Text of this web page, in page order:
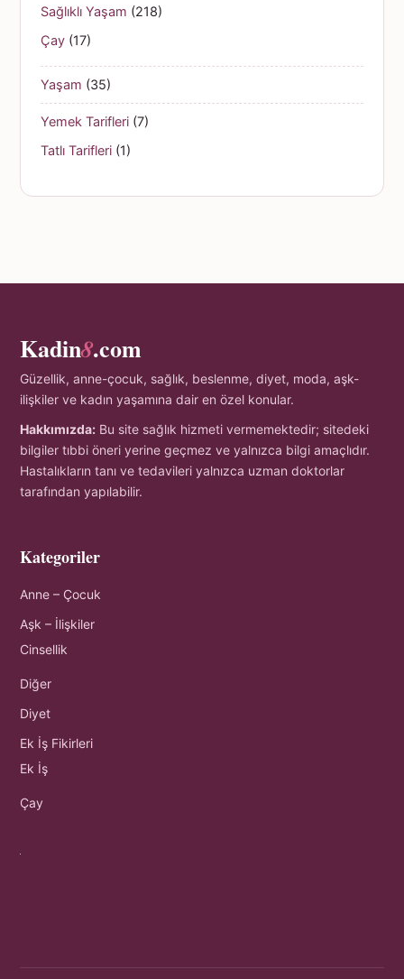
Sağlıklı Yaşam (218)
Çay (17)
Yaşam (35)
Yemek Tarifleri (7)
Tatlı Tarifleri (1)
Kadin8.com
Güzellik, anne-çocuk, sağlık, beslenme, diyet, moda, aşk-
ilişkiler ve kadın yaşamına dair en özel konular.
Hakkımızda: Bu site sağlık hizmeti vermemektedir; sitedeki
bilgiler tıbbi öneri yerine geçmez ve yalnızca bilgi amaçlıdır.
Hastalıkların tanı ve tedavileri yalnızca uzman doktorlar
tarafından yapılabilir.
Kategoriler
Anne – Çocuk
Aşk – İlişkiler
Cinsellik
Diğer
Diyet
Ek İş Fikirleri
Ek İş
Çay